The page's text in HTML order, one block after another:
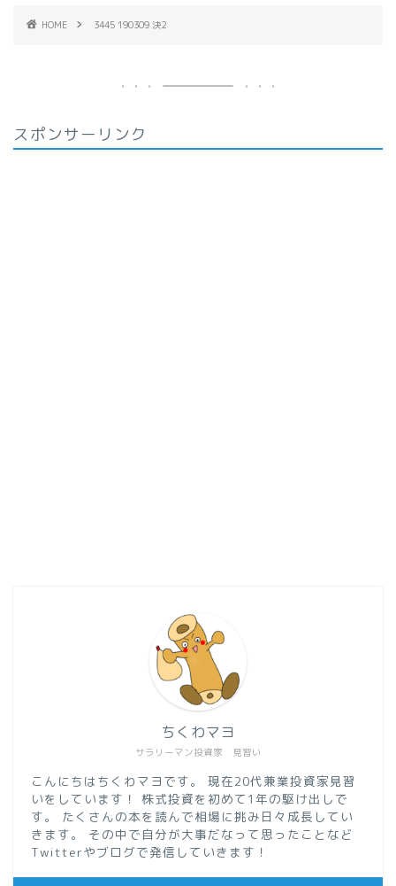
HOME 3445 190309 決2
スポンサーリンク
サラリーマン投資家 見習い
ちくわマヨ
こんにちはちくわマヨです。 現在20代兼業投資家見習
いをしています！ 株式投資を初めて1年の駆け出しで
す。 たくさんの本を読んで相場に挑み日々成長してい
きます。 その中で自分が大事だなって思ったことなど
Twitterやブログで発信していきます！